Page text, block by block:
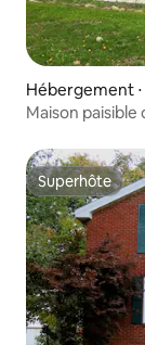
Hébergement
Maison
Superhôte
Superhôte